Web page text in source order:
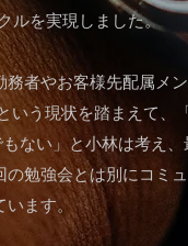
ルを実現しました。
者やお客様先配属メ
いう現状を踏まえて、
ない」と小林は考え、
勉強会とは別にコミ
います。